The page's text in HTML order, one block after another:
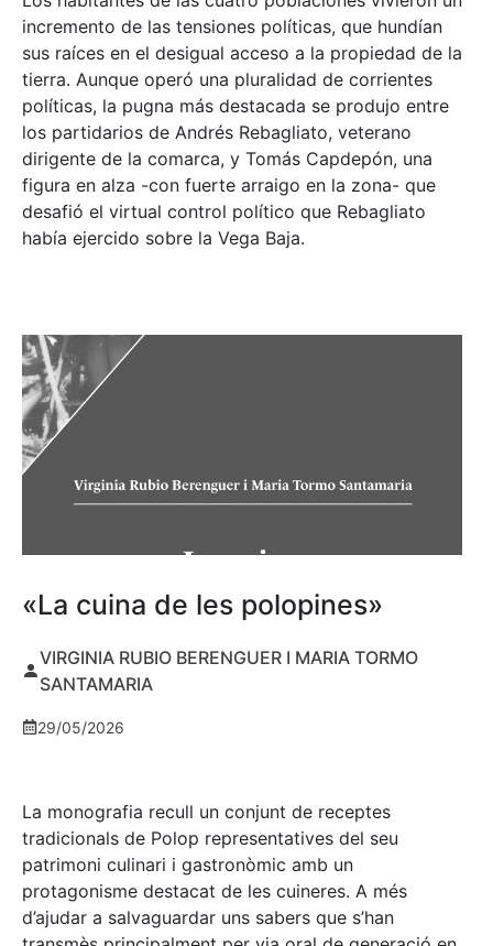
incremento de las tensiones políticas, que hundían
sus raíces en el desigual acceso a la propiedad de la
tierra. Aunque operó una pluralidad de corrientes
políticas, la pugna más destacada se produjo entre
los partidarios de Andrés Rebagliato, veterano
dirigente de la comarca, y Tomás Capdepón, una
figura en alza -con fuerte arraigo en la zona- que
desafió el virtual control político que Rebagliato
había ejercido sobre la Vega Baja.
«La cuina de les polopines»
VIRGINIA RUBIO BERENGUER I MARIA TORMO
SANTAMARIA
29/05/2026
La monografia recull un conjunt de receptes
tradicionals de Polop representatives del seu
patrimoni culinari i gastronòmic amb un
protagonisme destacat de les cuineres. A més
d’ajudar a salvaguardar uns sabers que s’han